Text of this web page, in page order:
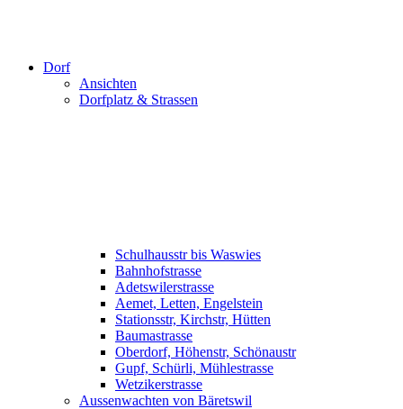
Dorf
Ansichten
Dorfplatz & Strassen
Schulhausstr bis Waswies
Bahnhofstrasse
Adetswilerstrasse
Aemet, Letten, Engelstein
Stationsstr, Kirchstr, Hütten
Baumastrasse
Oberdorf, Höhenstr, Schönaustr
Gupf, Schürli, Mühlestrasse
Wetzikerstrasse
Aussenwachten von Bäretswil